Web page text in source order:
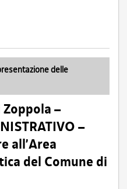
delle
–
–
all’Area
del Comune di